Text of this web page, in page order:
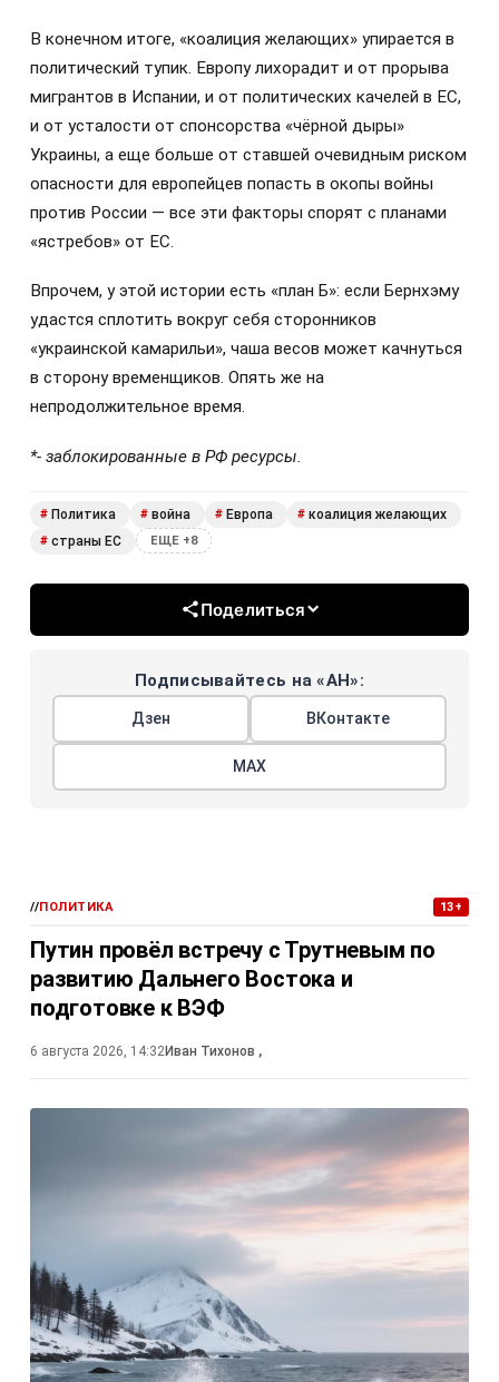
В конечном итоге, «коалиция желающих» упирается в
политический тупик. Европу лихорадит и от прорыва
мигрантов в Испании, и от политических качелей в ЕС,
и от усталости от спонсорства «чёрной дыры»
Украины, а еще больше от ставшей очевидным риском
опасности для европейцев попасть в окопы войны
против России — все эти факторы спорят с планами
«ястребов» от ЕС.
Впрочем, у этой истории есть «план Б»: если Бернхэму
удастся сплотить вокруг себя сторонников
«украинской камарильи», чаша весов может качнуться
в сторону временщиков. Опять же на
непродолжительное время.
*- заблокированные в РФ ресурсы.
# Политика # война # Европа # коалиция желающих
# страны ЕС ЕЩЕ +8
Поделиться
Подписывайтесь на «АН»:
Дзен ВКонтакте
МАХ
//ПОЛИТИКА 13+
Путин провёл встречу с Трутневым по
развитию Дальнего Востока и
подготовке к ВЭФ
6 августа 2026, 14:32Иван Тихонов ,